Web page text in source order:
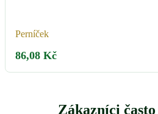
Perníček
86,08 Kč
Zákazníci